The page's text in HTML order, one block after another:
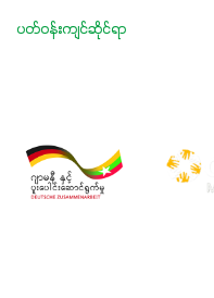
ပတ်ဝန်းကျင်ဆိုင်ရာ